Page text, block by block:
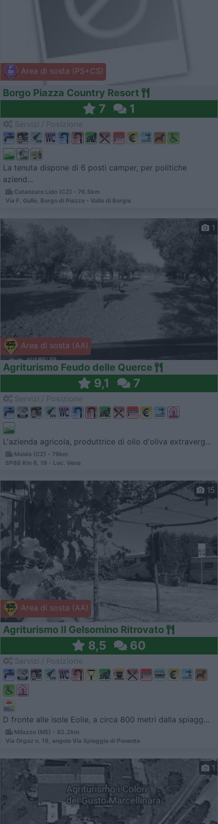
Area di sosta (PS+CS)
Borgo Piazza Country Resort
7 1
La tenuta dispone di 6 posti camper, per politiche
aziend...
Catanzaro Lido (CZ) - 76.5km
Via F. Gullo, Borgo di Piazza - Vallo di Borgia
Area di sosta (AA)
1
Agriturismo Feudo delle Querce
9,1 7
L'azienda agricola, produttrice di olio d'oliva extraverg...
Maida (CZ) - 79km
SP88 Km 6, 19 - Loc. Vena
Area di sosta (AA)
15
Agriturismo Il Gelsomino Ritrovato
8,5 60
D fronte alle isole Eolie, a circa 800 metri dalla spiagg...
Milazzo (ME) - 82.2km
Via Orgaz n. 19, angolo Via Spiaggia di Ponente
1